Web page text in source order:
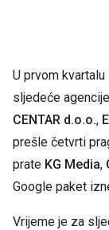
U prvom
sljedeće
CENTAR d.o.o.,
prešle četvrti
prate KG Media,
Google paket
Vrijeme je za